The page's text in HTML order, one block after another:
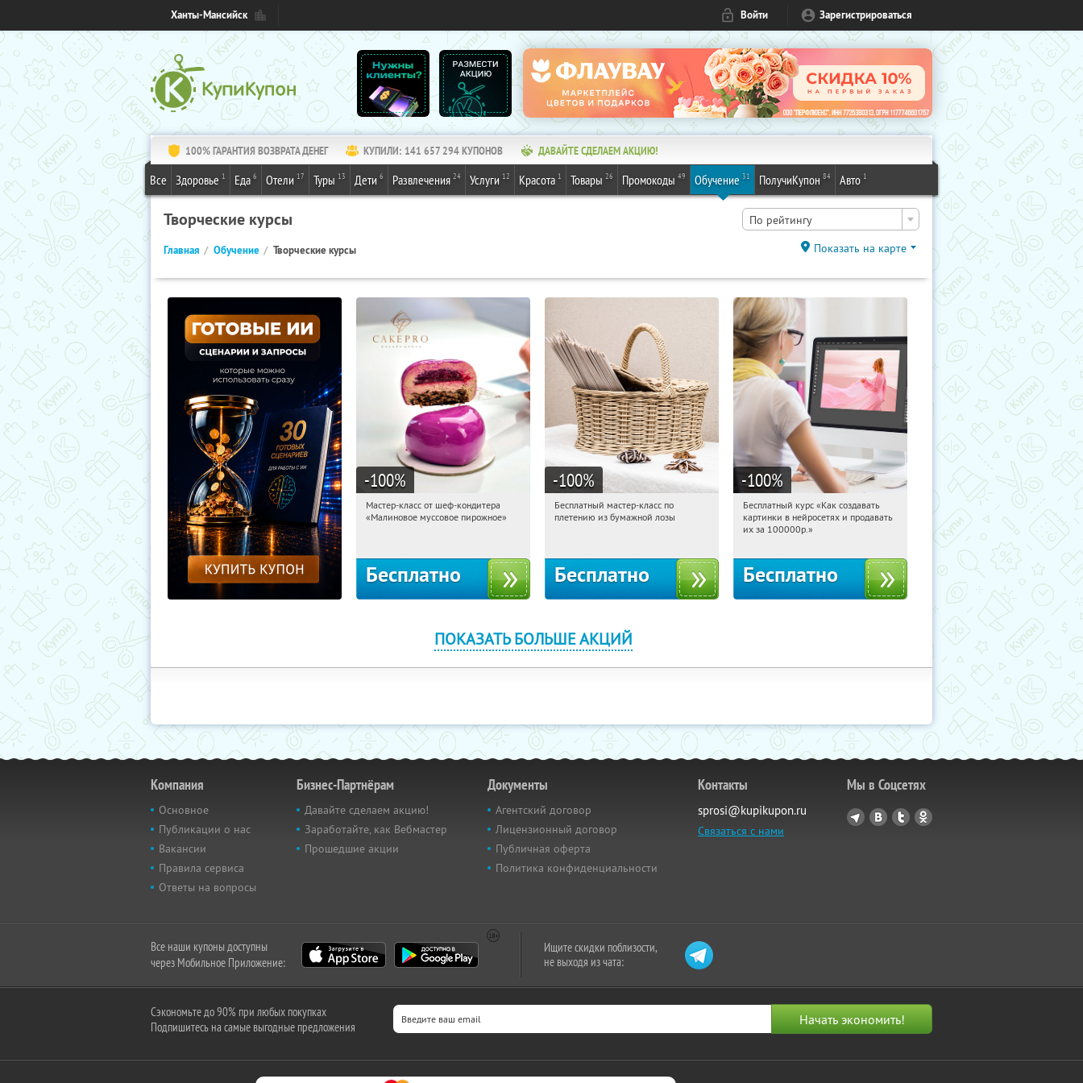
Ханты-Мансийск Войти Зарегистрироваться
100% ГАРАНТИЯ ВОЗВРАТА ДЕНЕГ КУПИЛИ: 141 657 294КУПОНОВ ДАВАЙТЕ СДЕЛАЕМ АКЦИЮ!
Все Здоровье 1 Еда 6 Отели 17 Туры 13 Дети 6 Развлечения 24 Услуги 12 Красота 1 Товары 26 Промокоды 49 Обучение 31 ПолучиКупон 84 Авто 1
Творческие курсы По рейтингу
Главная Обучение Творческие курсы Показать на карте
-100%
21:14:14 Получили:
Мастер-класс от шеф-кондитера
«Малиновое муссовое пирожное»
Бесплатно
-100%
21:14:14 Получили:
Бесплатный мастер-класс по
плетению из бумажной лозы
Бесплатно
-100%
21:14:14 Получили:
Россия
Бесплатный курс «Как создавать
картинки в нейросетях и продавать
их за 100000р.»
Бесплатно
ПОКАЗАТЬ БОЛЬШЕ АКЦИЙ
Компания
Основное
Публикации о нас
Вакансии
Правила сервиса
Ответы на вопросы
Бизнес-Партнёрам
Давайте сделаем акцию!
Заработайте, как Вебмастер
Прошедшие акции
Документы
Агентский договор
Лицензионный договор
Публичная оферта
Политика конфиденциальности
Контакты
sprosi@kupikupon.ru
Связаться с нами
Мы в Соцсетях
Все наши купоны доступны
через Мобильное Приложение:
Ищите скидки поблизости,
не выходя из чата:
Сэкономьте до 90% при любых покупках
Подпишитесь на самые выгодные предложения